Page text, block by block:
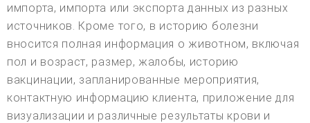
импорта, импорта или экспорта данных из разных
источников. Кроме того, в историю болезни
вносится полная информация о животном, включая
пол и возраст, размер, жалобы, историю
вакцинации, запланированные мероприятия,
контактную информацию клиента, приложение для
визуализации и различные результаты крови и